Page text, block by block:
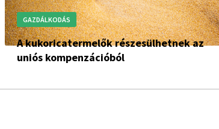
GAZDÁLKODÁS
A kukoricatermelők részesülhetnek az
uniós kompenzációból